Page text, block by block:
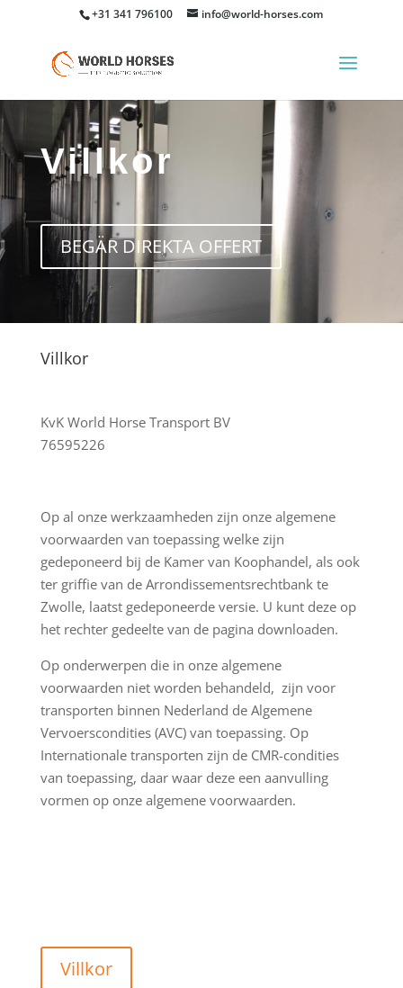
+31 341 796100 info@world-horses.com
Villkor
BEGÄR DIREKTA OFFERT
Villkor
KvK World Horse Transport BV
76595226
Op al onze werkzaamheden zijn onze algemene
voorwaarden van toepassing welke zijn
gedeponeerd bij de Kamer van Koophandel, als ook
ter griffie van de Arrondissementsrechtbank te
Zwolle, laatst gedeponeerde versie. U kunt deze op
het rechter gedeelte van de pagina downloaden.
Op onderwerpen die in onze algemene
voorwaarden niet worden behandeld, zijn voor
transporten binnen Nederland de Algemene
Vervoerscondities (AVC) van toepassing. Op
Internationale transporten zijn de CMR-condities
van toepassing, daar waar deze een aanvulling
vormen op onze algemene voorwaarden.
Villkor